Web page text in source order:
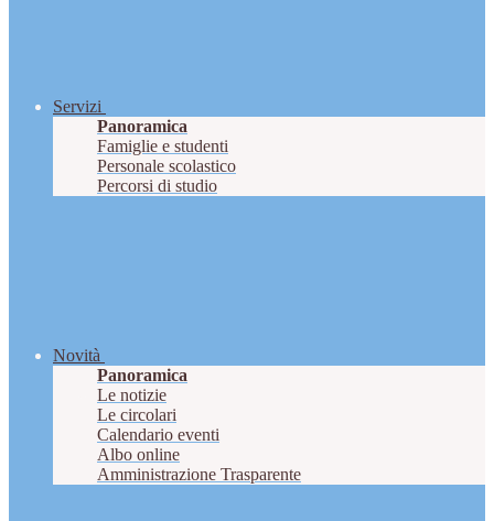
Servizi
Panoramica
Famiglie e studenti
Personale scolastico
Percorsi di studio
Novità
Panoramica
Le notizie
Le circolari
Calendario eventi
Albo online
Amministrazione Trasparente